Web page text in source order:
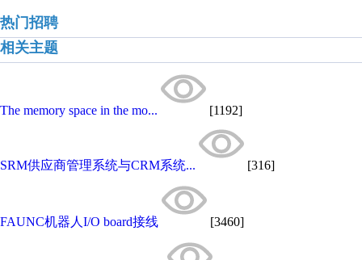
热门招聘
相关主题
The memory space in the mo... [1192]
SRM供应商管理系统与CRM系统... [316]
FAUNC机器人I/O board接线 [3460]